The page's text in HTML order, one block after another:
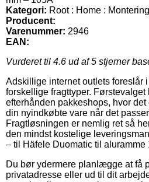
Kategori: Root : Home :
Producent:
Varenummer: 2946
EAN:
Vurderet til 4.6 ud af 5 stjerner
Adskillige internet outlets foreslår
forskellige fragttyper. Førstevalget
efterhånden pakkeshops, hvor
din nyindkøbte vare når det
Fragtløsningen er nemlig ret så
den mindst kostelige
– til Häfele Duomatic til aluramme
Du bør ydermere planlægge at få
privatadresse eller ud til dit